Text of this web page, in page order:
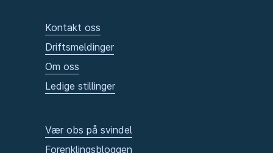
Kontakt oss
Driftsmeldinger
Om oss
Ledige stillinger
Vær obs på svindel
Forenklingsbloggen